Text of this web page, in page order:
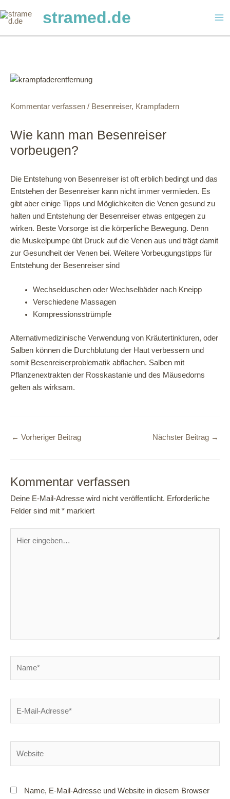
Inhalt
stramed.de
Kommentar verfassen / Besenreiser, Krampfadern
Wie kann man Besenreiser
vorbeugen?
Die Entstehung von Besenreiser ist oft erblich bedingt und das
Entstehen der Besenreiser kann nicht immer vermieden. Es
gibt aber einige Tipps und Möglichkeiten die Venen gesund zu
halten und Entstehung der Besenreiser etwas entgegen zu
wirken. Beste Vorsorge ist die körperliche Bewegung. Denn
die Muskelpumpe übt Druck auf die Venen aus und trägt damit
zur Gesundheit der Venen bei. Weitere Vorbeugungstipps für
Entstehung der Besenreiser sind
Wechselduschen oder Wechselbäder nach Kneipp
Verschiedene Massagen
Kompressionsstrümpfe
Alternativmedizinische Verwendung von Kräutertinkturen, oder
Salben können die Durchblutung der Haut verbessern und
somit Besenreiserproblematik abflachen. Salben mit
Pflanzenextrakten der Rosskastanie und des Mäusedorns
gelten als wirksam.
← Vorheriger Beitrag Nächster Beitrag →
Kommentar verfassen
Deine E-Mail-Adresse wird nicht veröffentlicht. Erforderliche
Felder sind mit * markiert
eingeben…
Name, E-Mail-Adresse und Website in diesem Browser